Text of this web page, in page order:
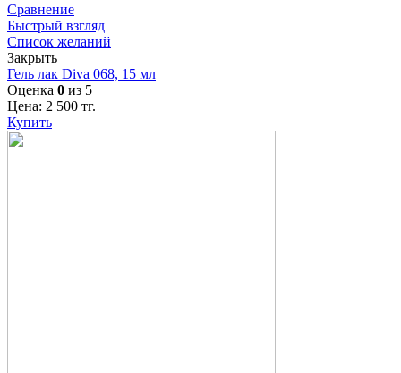
Сравнение
Быстрый взгляд
Список желаний
Закрыть
Гель лак Diva 068, 15 мл
Оценка 0 из 5
Цена: 2 500 тг.
Купить